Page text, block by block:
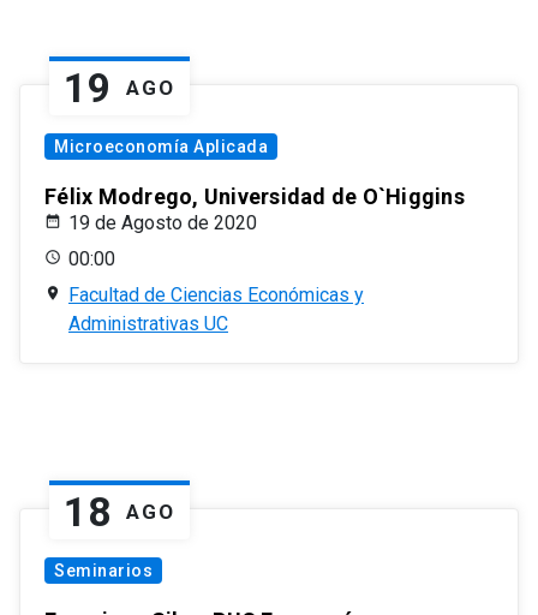
19 AGO
Microeconomía Aplicada
Félix Modrego, Universidad de O`Higgins
19 de Agosto de 2020
00:00
Facultad de Ciencias Económicas y
Administrativas UC
18 AGO
Seminarios